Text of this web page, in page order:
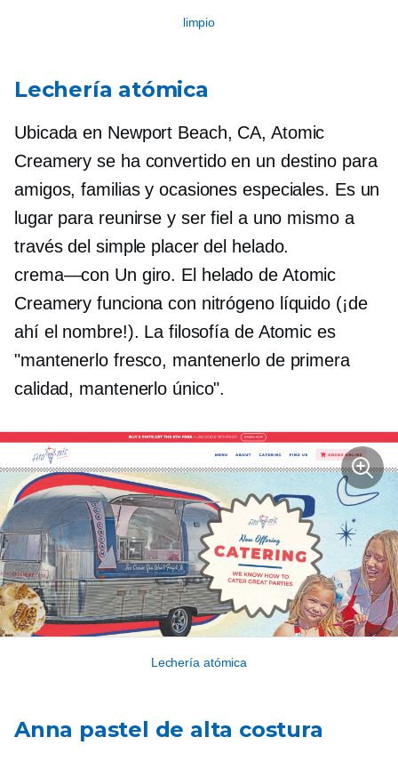
limpio
Lechería atómica
Ubicada en Newport Beach, CA, Atomic
Creamery se ha convertido en un destino para
amigos, familias y ocasiones especiales. Es un
lugar para reunirse y ser fiel a uno mismo a
través del simple placer del helado.
crema—con Un giro. El helado de Atomic
Creamery funciona con nitrógeno líquido (¡de
ahí el nombre!). La filosofía de Atomic es
"mantenerlo fresco, mantenerlo de primera
calidad, mantenerlo único".
Lechería atómica
Anna pastel de alta costura